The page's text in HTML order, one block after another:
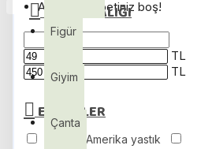
Figür
Giyim
Çanta
Alışveriş sepetiniz boş!
FIYAT ARALIĞI
TL
TL
ETIKETLER
Kaptan Amerika yastık